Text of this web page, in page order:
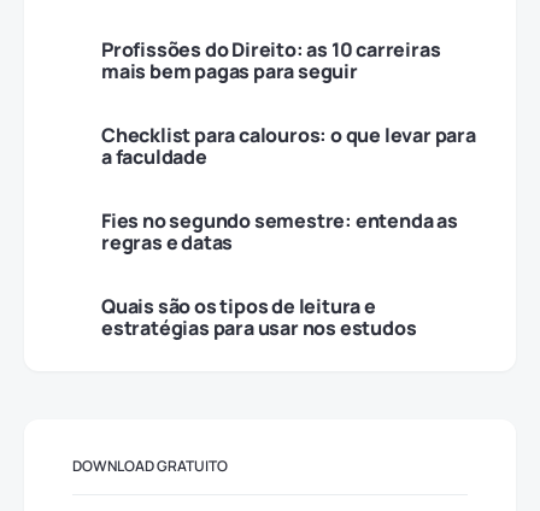
Profissões do Direito: as 10 carreiras
mais bem pagas para seguir
Checklist para calouros: o que levar para
a faculdade
Fies no segundo semestre: entenda as
regras e datas
Quais são os tipos de leitura e
estratégias para usar nos estudos
DOWNLOAD GRATUITO